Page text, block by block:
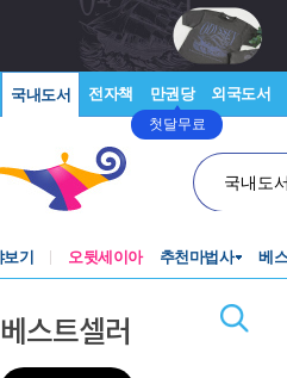
국내도서 전자책 만권당
첫달무료
외국도서
국내도
기 오뒷세이아 추천마법사 베
베스트셀러